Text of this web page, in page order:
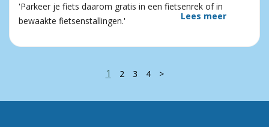
'Parkeer je fiets daarom gratis in een fietsenrek of in
bewaakte fietsenstallingen.'
Lees meer
1 2 3 4 >